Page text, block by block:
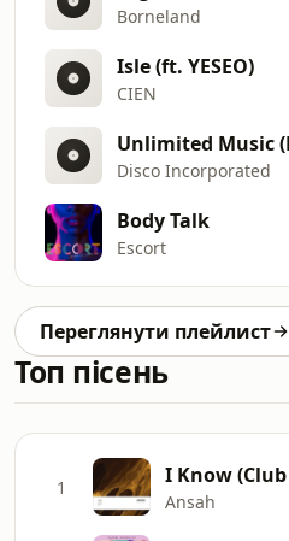
Borneland
Isle (ft. YESEO)
CIEN
Disco Incorporated
Body Talk
Escort
Переглянути плейлист
Топ пісень
1 I Know
Ansah